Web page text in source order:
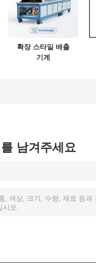
확장 스타일 배출
기계
남겨주세요